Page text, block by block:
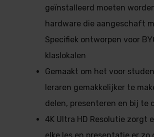
geïnstalleerd moeten
hardware die aangeschaft
Specifiek ontworpen voor
klaslokalen
Gemaakt om het voor
leraren gemakkelijker te
delen, presenteren en bij te
4K Ultra HD Resolutie zorgt